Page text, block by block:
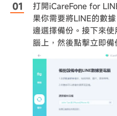
打開iCareFone for
果你需要將LINE的數
邊選擇備份。接下來
腦上，然後點擊立即備